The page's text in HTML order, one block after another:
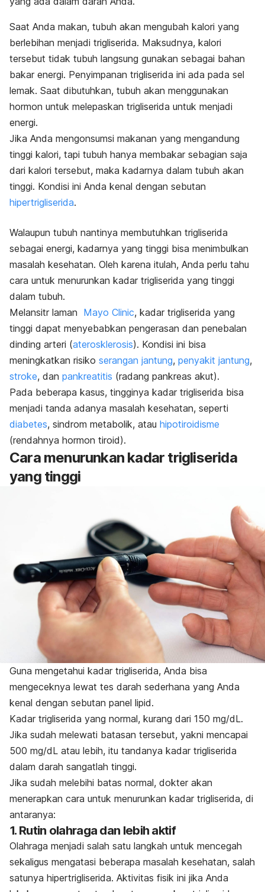
Saat Anda makan, tubuh akan mengubah kalori yang
berlebihan menjadi trigliserida. Maksudnya, kalori
tersebut tidak tubuh langsung gunakan sebagai bahan
bakar energi. Penyimpanan trigliserida ini ada pada sel
lemak. Saat dibutuhkan, tubuh akan menggunakan
hormon untuk melepaskan trigliserida untuk menjadi
energi.
Jika Anda mengonsumsi makanan yang mengandung
tinggi kalori, tapi tubuh hanya membakar sebagian saja
dari kalori tersebut, maka kadarnya dalam tubuh akan
tinggi. Kondisi ini Anda kenal dengan sebutan
hipertrigliserida.
Walaupun tubuh nantinya membutuhkan trigliserida
sebagai energi, kadarnya yang tinggi bisa menimbulkan
masalah kesehatan. Oleh karena itulah, Anda perlu tahu
cara untuk menurunkan kadar trigliserida yang tinggi
dalam tubuh.
Melansitr laman Mayo Clinic, kadar trigliserida yang
tinggi dapat menyebabkan pengerasan dan penebalan
dinding arteri (aterosklerosis). Kondisi ini bisa
meningkatkan risiko serangan jantung, penyakit jantung,
stroke, dan pankreatitis (radang pankreas akut).
Pada beberapa kasus, tingginya kadar trigliserida bisa
menjadi tanda adanya masalah kesehatan, seperti
diabetes, sindrom metabolik, atau hipotiroidisme
(rendahnya hormon tiroid).
Cara menurunkan kadar trigliserida
yang tinggi
Guna mengetahui kadar trigliserida, Anda bisa
mengeceknya lewat tes darah sederhana yang Anda
kenal dengan sebutan panel lipid.
Kadar trigliserida yang normal, kurang dari 150 mg/dL.
Jika sudah melewati batasan tersebut, yakni mencapai
500 mg/dL atau lebih, itu tandanya kadar trigliserida
dalam darah sangatlah tinggi.
Jika sudah melebihi batas normal, dokter akan
menerapkan cara untuk menurunkan kadar trigliserida, di
antaranya:
1. Rutin olahraga dan lebih aktif
Olahraga menjadi salah satu langkah untuk mencegah
sekaligus mengatasi beberapa masalah kesehatan, salah
satunya hipertrigliserida. Aktivitas fisik ini jika Anda